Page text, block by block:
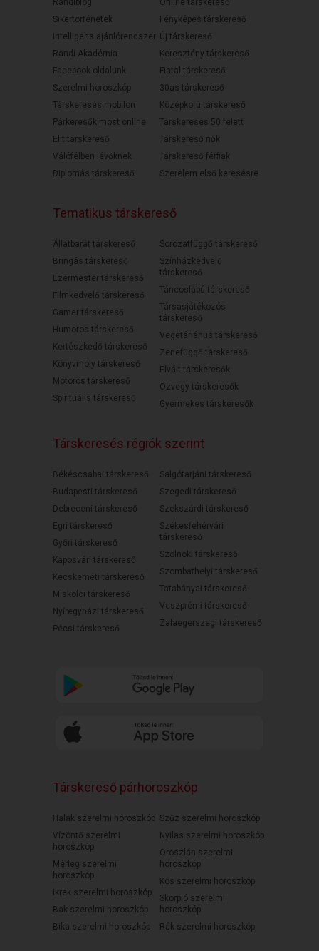
Randiblog
Sikertörténetek
Intelligens ajánlórendszer
Randi Akadémia
Facebook oldalunk
Szerelmi horoszkóp
Társkeresés mobilon
Párkeresők most online
Elit társkereső
Válófélben lévőknek
Diplomás társkereső
Online társkereső
Fényképes társkereső
Új társkereső
Keresztény társkereső
Fiatal társkereső
30as társkereső
Középkorú társkereső
Társkeresés 50 felett
Társkereső nők
Társkereső férfiak
Szerelem első keresésre
Tematikus társkereső
Állatbarát társkereső
Bringás társkereső
Ezermester társkereső
Filmkedvelő társkereső
Gamer társkereső
Humoros társkereső
Kertészkedő társkereső
Könyvmoly társkereső
Motoros társkereső
Spirituális társkereső
Sorozatfüggő társkereső
Színházkedvelő
társkereső
Táncoslábú társkereső
Társasjátékozós
társkereső
Vegetáriánus társkereső
Zenefüggő társkereső
Elvált társkeresők
Özvegy társkeresők
Gyermekes társkeresők
Társkeresés régiók szerint
Békéscsabai társkereső
Budapesti társkereső
Debreceni társkereső
Egri társkereső
Győri társkereső
Kaposvári társkereső
Kecskeméti társkereső
Miskolci társkereső
Nyíregyházi társkereső
Pécsi társkereső
Salgótarjáni társkereső
Szegedi társkereső
Szekszárdi társkereső
Székesfehérvári
társkereső
Szolnoki társkereső
Szombathelyi társkereső
Tatabányai társkereső
Veszprémi társkereső
Zalaegerszegi társkereső
Társkereső párhoroszkóp
Halak szerelmi horoszkóp
Vízöntő szerelmi
horoszkóp
Mérleg szerelmi
horoszkóp
Ikrek szerelmi horoszkóp
Bak szerelmi horoszkóp
Bika szerelmi horoszkóp
Szűz szerelmi horoszkóp
Nyilas szerelmi horoszkóp
Oroszlán szerelmi
horoszkóp
Kos szerelmi horoszkóp
Skorpió szerelmi
horoszkóp
Rák szerelmi horoszkóp